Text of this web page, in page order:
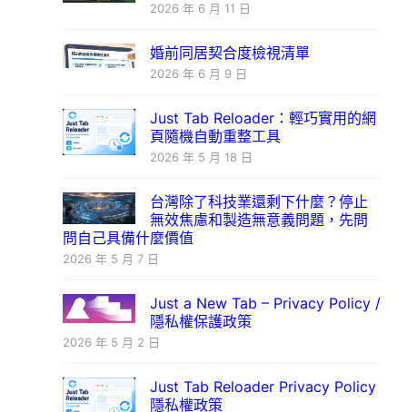
2026 年 6 月 11 日
婚前同居契合度檢視清單
2026 年 6 月 9 日
Just Tab Reloader：輕巧實用的網
頁隨機自動重整工具
2026 年 5 月 18 日
台灣除了科技業還剩下什麼？停止
無效焦慮和製造無意義問題，先問
問自己具備什麼價值
2026 年 5 月 7 日
Just a New Tab – Privacy Policy /
隱私權保護政策
2026 年 5 月 2 日
Just Tab Reloader Privacy Policy
隱私權政策